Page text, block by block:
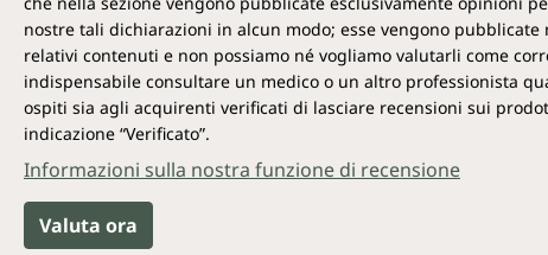
nostre tali dichiarazioni in alcun modo; esse vengono
relativi contenuti e non possiamo né vogliamo valutarli come
indispensabile consultare un medico o un altro professionista
ospiti sia agli acquirenti verificati di lasciare recensioni sui
indicazione “Verificato”.
Informazioni sulla nostra funzione di recensione
Valuta ora